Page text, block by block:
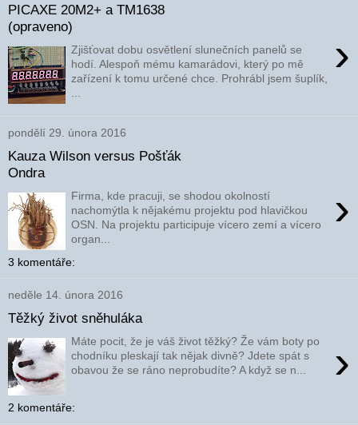
PICAXE 20M2+ a TM1638
(opraveno)
›
Zjišťovat dobu osvětlení slunečních panelů se
hodí. Alespoň mému kamarádovi, který po mě
zařízení k tomu určené chce. Prohrábl jsem šuplík,
pondělí 29. února 2016
Kauza Wilson versus Pošťák
Ondra
›
Firma, kde pracuji, se shodou okolností
nachomýtla k nějakému projektu pod hlavičkou
OSN. Na projektu participuje vícero zemí a vícero
organ...
3 komentáře:
neděle 14. února 2016
Těžký život sněhuláka
›
Máte pocit, že je váš život těžký? Že vám boty po
chodníku pleskají tak nějak divně? Jdete spát s
obavou že se ráno neprobudíte? A když se n...
2 komentáře: